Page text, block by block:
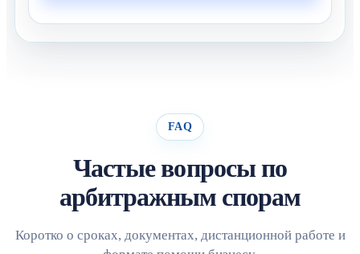
FAQ
Частые вопросы по
арбитражным спорам
Коротко о сроках, документах, дистанционной работе и